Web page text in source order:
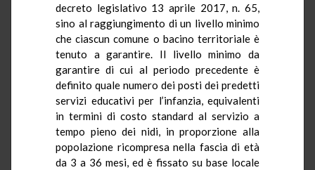
decreto legislativo 13 aprile 2017, n. 65,
sino al raggiungimento di un livello minimo
che ciascun comune o bacino territoriale è
tenuto a garantire. Il livello minimo da
garantire di cui al periodo precedente è
definito quale numero dei posti dei predetti
servizi educativi per l’infanzia, equivalenti
in termini di costo standard al servizio a
tempo pieno dei nidi, in proporzione alla
popolazione ricompresa nella fascia di età
da 3 a 36 mesi, ed è fissato su base locale